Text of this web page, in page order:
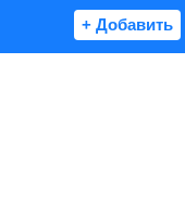
+ Добавить